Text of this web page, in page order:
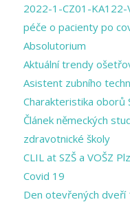
2022-1-CZ01-
péče o pacienty po
Absolutorium
Aktuální trendy
Asistent zubního
Charakteristika oborů
Článek německých
zdravotnické školy
CLIL at SZŠ a VOŠZ
Covid 19
Den otevřených dveří